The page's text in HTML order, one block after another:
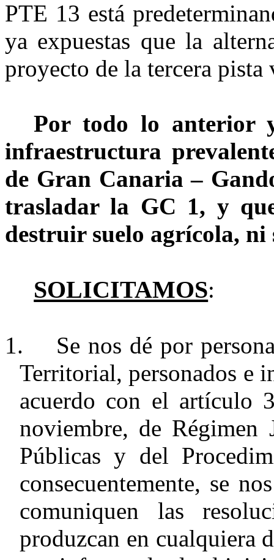
PTE 13 está
ya expuestas que la
proyecto de la tercera pista
Por todo lo anterior
infraestructura
de Gran Canaria –
trasladar la GC 1, y
destruir suelo agrícola, ni
SOLICITAMOS:
1.
Se nos dé por
Territorial, personados e
acuerdo con el artículo
noviembre, de Régimen
Públicas y del
consecuentemente, se
comuniquen las
produzcan en cualquiera